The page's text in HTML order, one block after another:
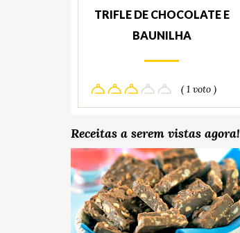
TRIFLE DE CHOCOLATE E
BAUNILHA
( 1 voto )
Receitas a serem vistas agora!